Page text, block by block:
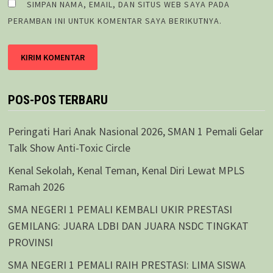
SIMPAN NAMA, EMAIL, DAN SITUS WEB SAYA PADA
PERAMBAN INI UNTUK KOMENTAR SAYA BERIKUTNYA.
POS-POS TERBARU
Peringati Hari Anak Nasional 2026, SMAN 1 Pemali Gelar
Talk Show Anti-Toxic Circle
Kenal Sekolah, Kenal Teman, Kenal Diri Lewat MPLS
Ramah 2026
SMA NEGERI 1 PEMALI KEMBALI UKIR PRESTASI
GEMILANG: JUARA LDBI DAN JUARA NSDC TINGKAT
PROVINSI
SMA NEGERI 1 PEMALI RAIH PRESTASI: LIMA SISWA